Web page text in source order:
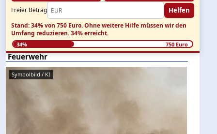
Freier Betrag Helfen
Stand: 34% von 750 Euro.Ohne weitere Hilfe müssen wir den
Umfang reduzieren.34% erreicht.
34% 750 Euro
Feuerwehr
Symbolbild / KI